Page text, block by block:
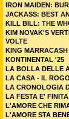
IRON MAIDEN:
JACKASS: BEST
KILL BILL: THE
KIM NOVAK'S
VOLTE
KING MARRACASH
KONTINENTAL '25
LA BOLLA DELLE
LA CASA - IL
LA CRONOLOGIA
LA FESTA E'
L'AMORE CHE
L'AMORE STA